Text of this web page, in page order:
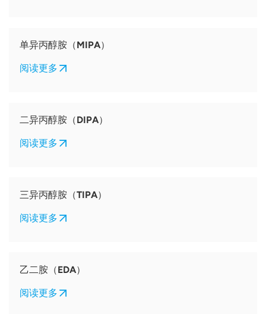
单异丙醇胺（MIPA）
阅读更多
二异丙醇胺（DIPA）
阅读更多
三异丙醇胺（TIPA）
阅读更多
乙二胺（EDA）
阅读更多